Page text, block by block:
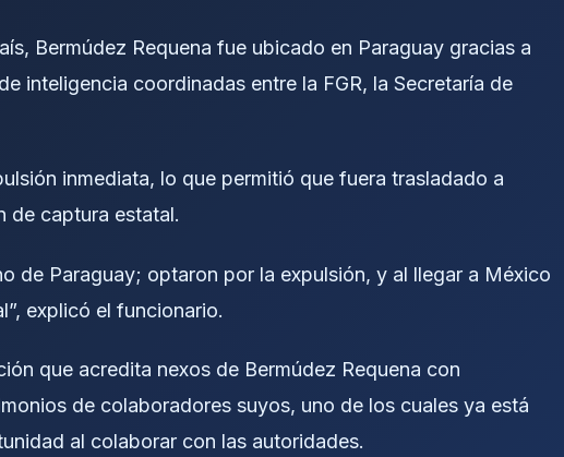
Bermúdez Requena fue ubicado en Paraguay gracias a
inteligencia coordinadas entre la FGR, la Secretaría de
inmediata, lo que permitió que fuera trasladado a
de captura estatal.
de Paraguay; optaron por la expulsión, y al llegar a México
explicó el funcionario.
que acredita nexos de Bermúdez Requena con
de colaboradores suyos, uno de los cuales ya está
al colaborar con las autoridades.